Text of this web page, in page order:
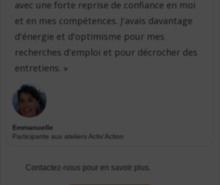
avec une forte reprise de confiance en moi
et en mes compétences. J'avais davantage
d'énergie et d'optimisme pour mes
recherches d'emploi et pour décrocher des
entretiens. »
Emmanuelle
Participante aux ateliers Activ'Action
Contactez-nous pour en savoir plus.